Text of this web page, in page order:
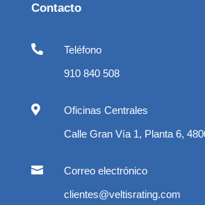
Contacto

Teléfono
910 840 508

Oficinas Centrales
Calle Gran Vía 1, Planta 6,

Correo electrónico
clientes@veltisrating.com